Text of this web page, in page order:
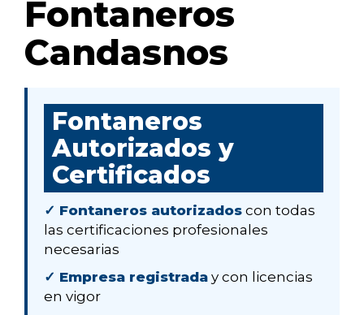
Fontaneros
Candasnos
Fontaneros
Autorizados y
Certificados
✓ Fontaneros autorizados con todas
las certificaciones profesionales
necesarias
✓ Empresa registrada y con licencias
en vigor